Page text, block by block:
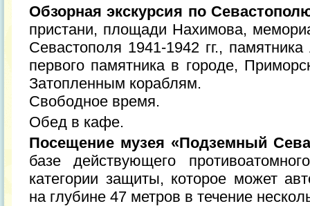
Обзорная экскурсия по
пристани, площади Нахимова,
Севастополя 1941-1942 гг.,
первого памятника в городе,
Затопленным кораблям.
Свободное время.
Обед в кафе.
Посещение музея «Подземный
базе действующего
категории защиты, которое может
на глубине 47 метров в течение